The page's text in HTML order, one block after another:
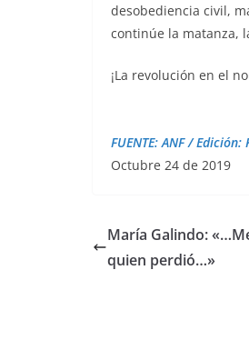
desobediencia civil,
continúe la matanza,
¡La revolución en el
FUENTE: ANF /
Octubre 24 de 2019
María Galindo:
quien perdió…»